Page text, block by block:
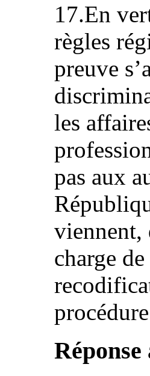
17.En
règles
preuve
les
pas aux
viennent,
charge